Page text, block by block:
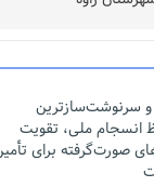
سرنوشت‌سازترین
انسجام ملی، تقویت
صورت‌گرفته برای